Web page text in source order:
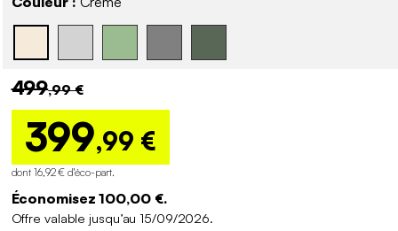
499,99 €
399,99 €
dont 16,92 € d'éco-part.
Économisez 100,00 €.
Offre valable jusqu’au 15/09/2026.